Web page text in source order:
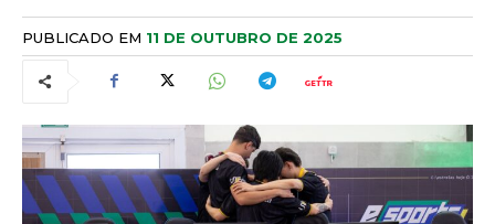
PUBLICADO EM 11 DE OUTUBRO DE 2025